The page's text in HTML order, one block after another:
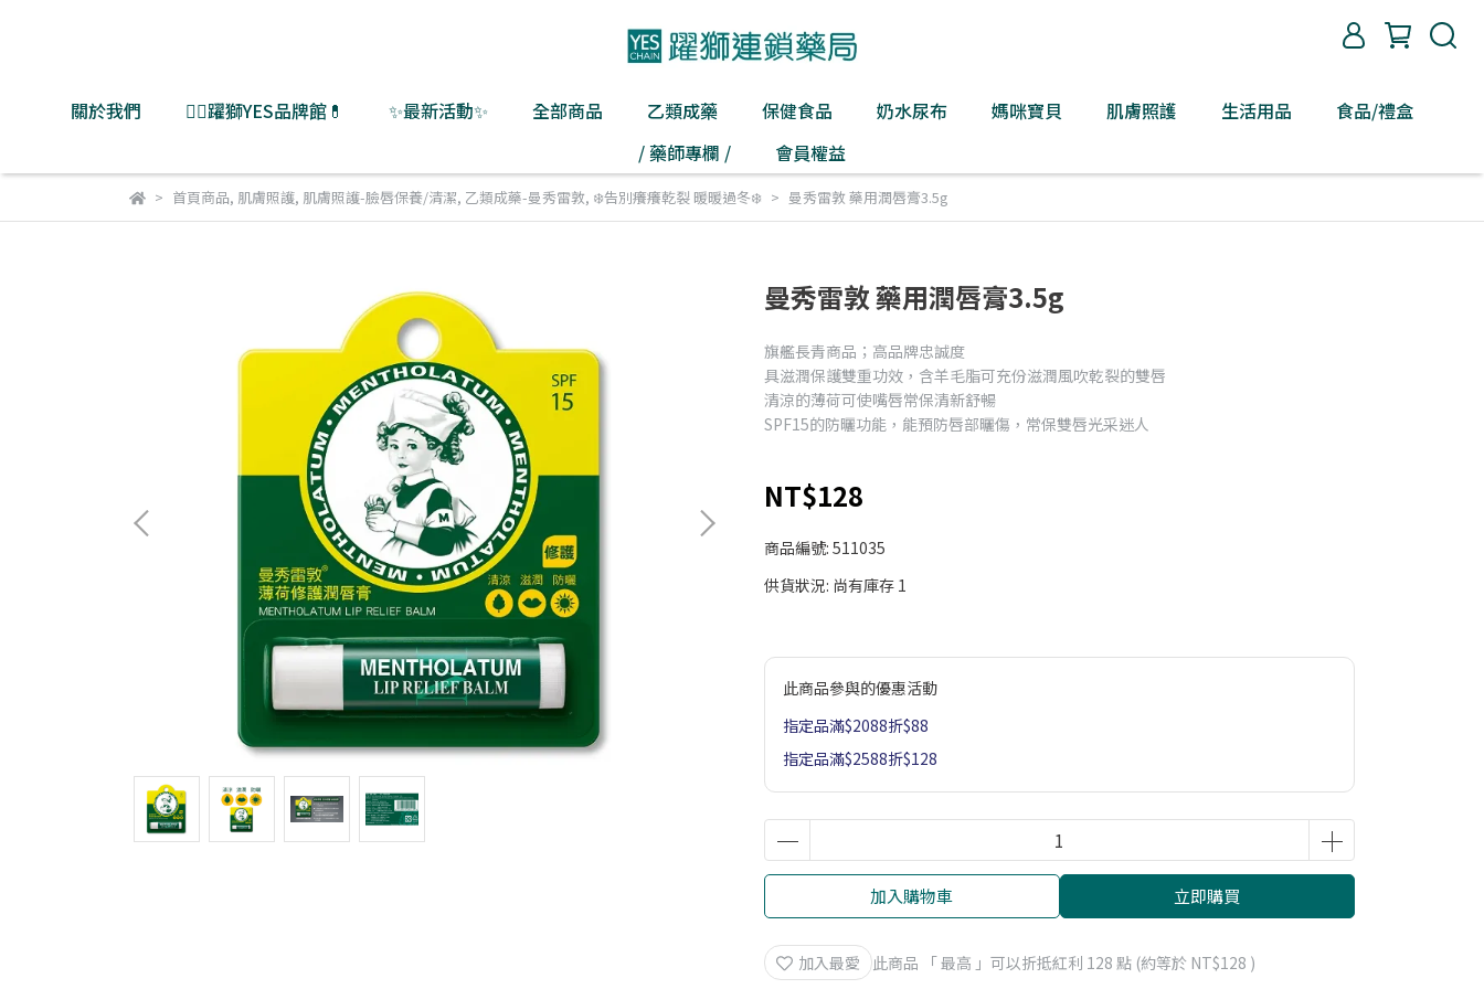
關於我們 👨‍⚕️躍獅YES品牌館💊 ✨最新活動✨ 全部商品 乙類成藥 保健食品 奶水尿布 媽咪寶貝 肌膚照護 生活用品
食品/禮盒
/ 藥師專欄 /
會員權益
首頁商品, 肌膚照護, 肌膚照護-臉唇保養/清潔, 乙類成藥-曼秀雷敦, ❄️告別癢癢乾裂 暖暖過冬❄️ 曼秀雷敦 藥用潤唇膏3.5g
曼秀雷敦 藥用潤唇膏3.5g
旗艦長青商品；高品牌忠誠度
具滋潤保護雙重功效，含羊毛脂可充份滋潤風吹乾裂的雙唇
清涼的薄荷可使嘴唇常保清新舒暢
SPF15的防曬功能，能預防唇部曬傷，常保雙唇光采迷人
NT$128
商品編號: 511035
供貨狀況: 尚有庫存 1
此商品參與的優惠活動
指定品滿$2088折$88
指定品滿$2588折$128
加入購物車 立即購買
加入最愛 此商品 「 最高 」可以折抵紅利 128 點 (約等於 NT$128 )